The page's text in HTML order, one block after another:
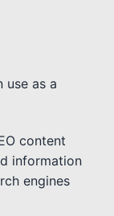
use as a
content
information
engines